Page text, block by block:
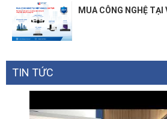
MUA CÔNG NGHỆ
TIN TỨC